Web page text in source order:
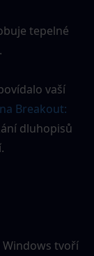
tepelné
vaší
Breakout:
dluhopisů
Windows tvoří